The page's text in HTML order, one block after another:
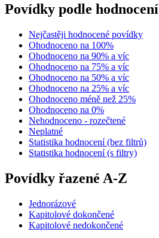
Povídky podle hodnocení
Nejčastěji hodnocené povídky
Ohodnoceno na 100%
Ohodnoceno na 90% a víc
Ohodnoceno na 75% a víc
Ohodnoceno na 50% a víc
Ohodnoceno na 25% a víc
Ohodnoceno méně než 25%
Ohodnoceno na 0%
Nehodnoceno - rozečtené
Neplatné
Statistika hodnocení (bez filtrů)
Statistika hodnocení (s filtry)
Povídky řazené A-Z
Jednorázové
Kapitolové dokončené
Kapitolové nedokončené